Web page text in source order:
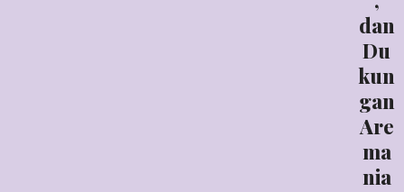
dan
Du
kun
gan
Are
ma
nia